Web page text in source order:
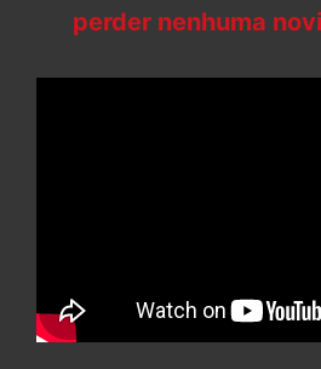
perder nenhuma